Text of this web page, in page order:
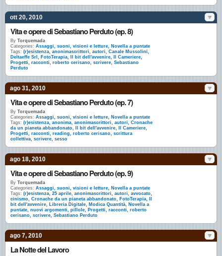
ott 20, 2010
Vita e opere di Sebastiano Perduto (ep. 8)
By Torquemada
Categories: Assaggi, suoni, visioni e letture, Novella a puntate
Tags: (r)esistenza, anonimascrittori, autori, Canale Mussolini,
Deltaeffe Srl , FotoTerapia, Il bit dell'avvenire, Il Cameriere,
Progetti, racconti, roberto cerisano, scrivere, Sebastiano
Perduto
ago 31, 2010
Vita e opere di Sebastiano Perduto (ep. 7)
By Torquemada
Categories: Assaggi, suoni, visioni e letture, Novella a puntate
Tags: (r)esistenza, anonima, anonimascrittori, autori, Cronache
da un pianeta abbandonato, Il bit dell'avvenire, Il Cameriere,
Progetti, racconti, reading, roberto cerisano, scrittura
collettiva, scrivere, sesso
ago 18, 2010
Vita e opere di Sebastiano Perduto (ep. 9)
By Torquemada
Categories: Assaggi, suoni, visioni e letture, Novella a puntate
Tags: (r)esistenza, 25 aprile, anonimascrittori, autori, avvocato,
cinismo, Cronache da un pianeta abbandonato, FotoTerapia,
bit dell'avvenire, Libreria Digitale, Modica Quantità, Novella a
puntate, nuovi argomenti, pillole, Progetti, racconti, roberto
cerisano, scrivere, Sebastiano Perduto
ago 7, 2010
La Notte del Lavoro